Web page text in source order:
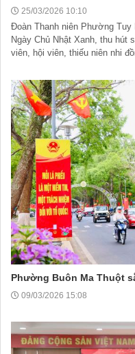
25/03/2026 10:10
Đoàn Thanh niên Phường
Ngày Chủ Nhật Xanh, thu hút
viên, hội viên, thiếu niên nhi
Phường Buôn Ma Thuột
09/03/2026 15:08